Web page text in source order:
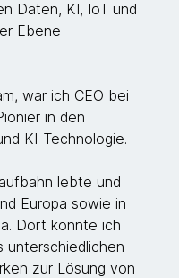
Daten, KI, IoT und
Ebene
war ich CEO bei
in den
KI-Technologie.
lebte und
Europa sowie in
Dort konnte ich
unterschiedlichen
zur Lösung von